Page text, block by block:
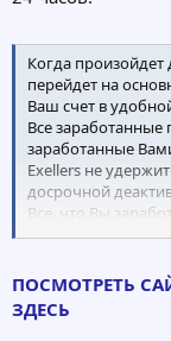
Когда произойдет
перейдет на
Ваш счет в
Все заработанные
заработанные
Exellers не
досрочной
Все, что Вы
назад все свои
работы.
Во втором случае
ПОСМОТРЕТЬ
ЗДЕСЬ